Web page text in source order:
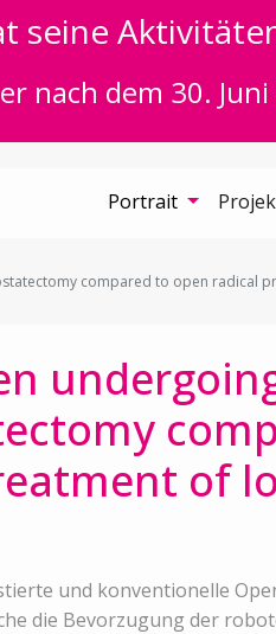
seine
nach dem 30.
Portrait
compared to open radical
of
und konventionelle
die Bevorzugung der